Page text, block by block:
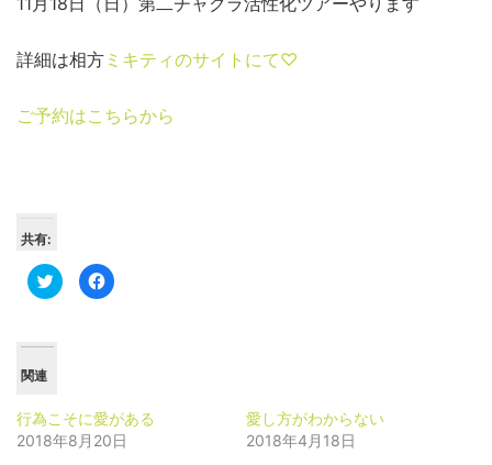
詳細は相方 ミキティのサイトにて♡
ご予約はこちらから
共有:
ク
リ
(新
し
い
ウ
Facebook
で
ッ
ク
し
て
関連
行為こそに愛がある
2018年8月20日
愛し方がわからない
2018年4月18日